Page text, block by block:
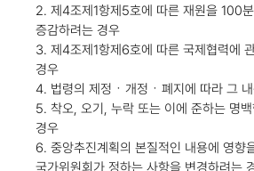
2. 제4조제1항제5호에 따른 재원을 100
증감하려는 경우
3. 제4조제1항제6호에 따른 국제협력에
경우
4. 법령의 제정ㆍ개정ㆍ폐지에 따라 그
5. 착오, 오기, 누락 또는 이에 준하는 명
경우
6. 중앙추진계획의 본질적인 내용에 영향
국가위원회가 정하는 사항을 변경하려는